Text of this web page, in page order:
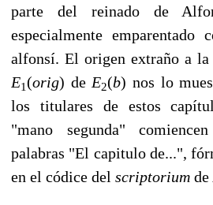
parte del reinado de
especialmente
alfonsí. El origen extraño a
E1(orig) de E2(b) nos lo
los titulares de estos
"mano segunda"
palabras "El ca­pitulo de...",
en el códice del scriptorium